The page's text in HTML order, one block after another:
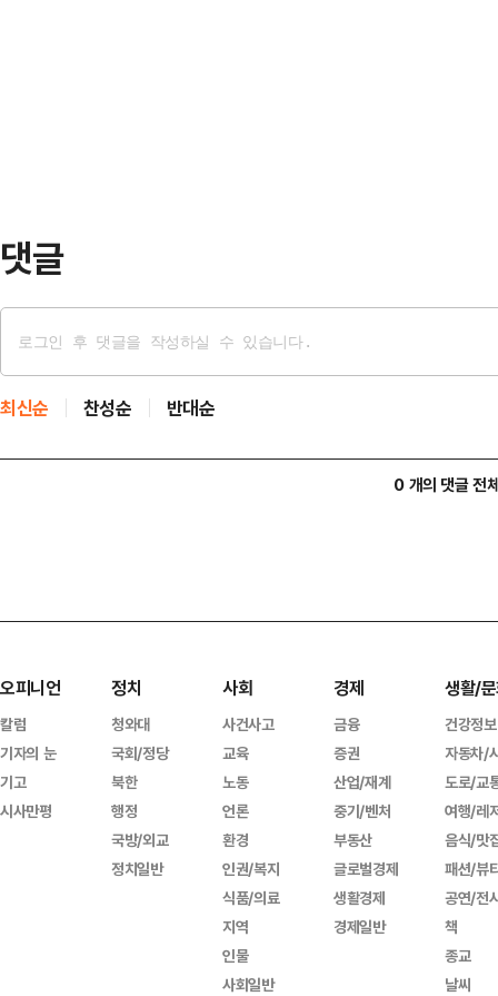
댓글
최신순 찬성순 반대순
0 개의 댓글 전
오피니언
칼럼
기자의 눈
기고
시사만평
정치
청와대
국회/정당
북한
행정
국방/외교
정치일반
사회
사건사고
교육
노동
언론
환경
인권/복지
식품/의료
지역
인물
사회일반
경제
금융
증권
산업/재계
중기/벤처
부동산
글로벌경제
생활경제
경제일반
생활/
건강정보
자동차/
도로/교
여행/레
음식/맛
패션/뷰
공연/전
책
종교
날씨